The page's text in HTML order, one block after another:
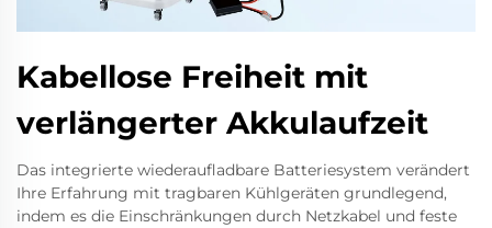
Kabellose Freiheit mit
verlängerter Akkulaufzeit
Das integrierte wiederaufladbare Batteriesystem verändert
Ihre Erfahrung mit tragbaren Kühlgeräten grundlegend,
indem es die Einschränkungen durch Netzkabel und feste